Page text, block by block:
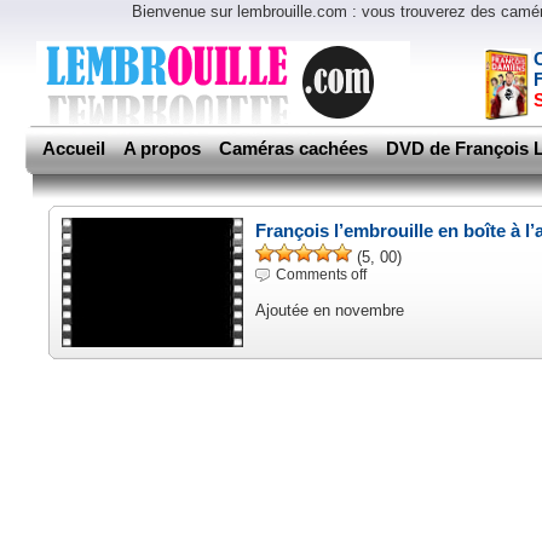
Bienvenue sur lembrouille.com : vous trouverez des
Accueil A propos Caméras cachées DVD de François
François l’embrouille en boîte à
(5, 00)
Comments off
Ajoutée en novembre